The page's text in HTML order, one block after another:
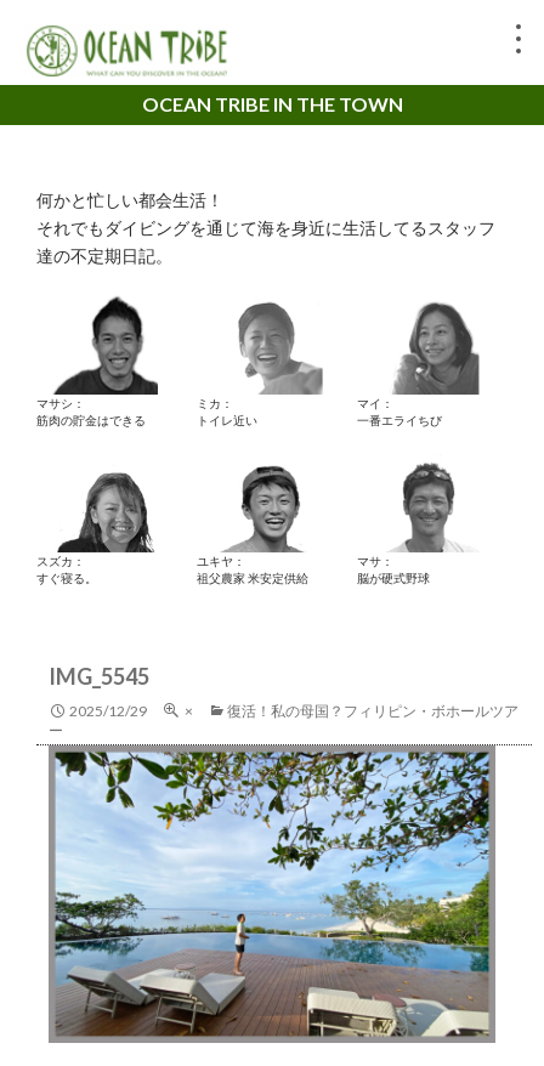
OCEAN TRIBE IN THE TOWN
何かと忙しい都会生活！
それでもダイビングを通じて海を身近に生活してるスタッフ
達の不定期日記。
マサシ：
筋肉の貯金はできる
ミカ：
トイレ近い
マイ：
一番エライちび
スズカ：
すぐ寝る。
ユキヤ：
祖父農家 米安定供給
マサ：
脳が硬式野球
IMG_5545
2025/12/29 ×
復活！私の母国？フィリピン・ボホールツア
ー